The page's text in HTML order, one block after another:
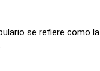
se refiere como la